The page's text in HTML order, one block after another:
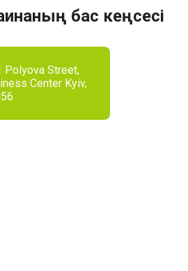
бас кеңсесі
Polyova Street,
Center Kyiv,